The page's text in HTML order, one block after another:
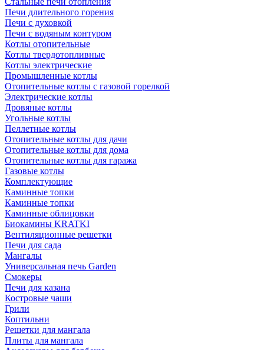
Печи длительного горения
Печи с духовкой
Печи с водяным контуром
Котлы отопительные
Котлы твердотопливные
Котлы электрические
Промышленные котлы
Отопительные котлы с газовой горелкой
Электрические котлы
Дровяные котлы
Угольные котлы
Пеллетные котлы
Отопительные котлы для дачи
Отопительные котлы для дома
Отопительные котлы для гаража
Газовые котлы
Комплектующие
Каминные топки
Каминные топки
Каминные облицовки
Биокамины KRATKI
Вентиляционные решетки
Печи для сада
Мангалы
Универсальная печь Garden
Смокеры
Печи для казана
Костровые чаши
Грили
Коптильни
Решетки для мангала
Плиты для мангала